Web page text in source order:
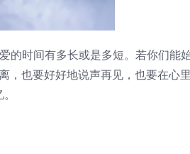
的时间有多长或是多短。若你们能
，也要好好地说声再见，也要在心